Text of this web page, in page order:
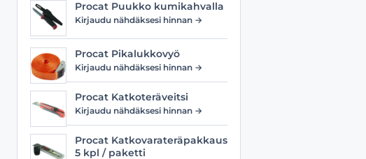
Procat Puukko kumikahvalla
Kirjaudu nähdäksesi hinnan →
Procat Pikalukkovyö
Kirjaudu nähdäksesi hinnan →
Procat Katkoteräveitsi
Kirjaudu nähdäksesi hinnan →
Procat Katkovarateräpakkaus
5 kpl / paketti